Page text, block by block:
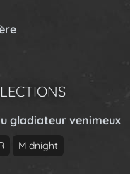
gladiateur venimeux
Midnight